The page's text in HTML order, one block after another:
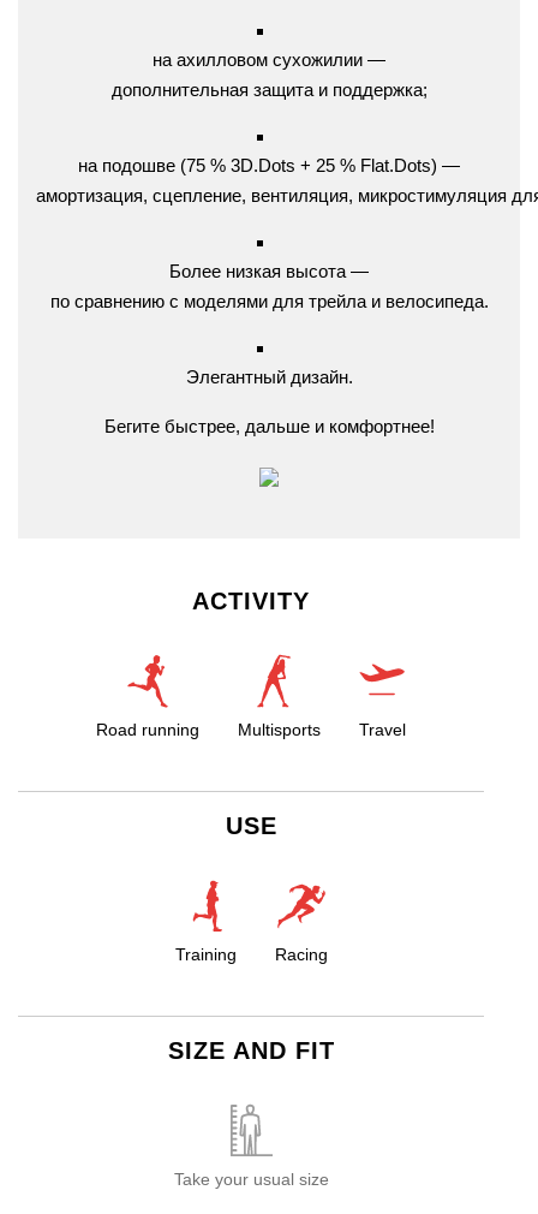
на ахилловом сухожилии —
дополнительная защита и поддержка;
на подошве (75 % 3D.Dots + 25 % Flat.Dots) —
амортизация, сцепление, вентиляция, микростимуляция
Более низкая высота —
по сравнению с моделями для трейла и велосипеда.
Элегантный дизайн.
Бегите быстрее, дальше и комфортнее!
ACTIVITY
Road running Multisports Travel
USE
Training Racing
SIZE AND FIT
Take your usual size